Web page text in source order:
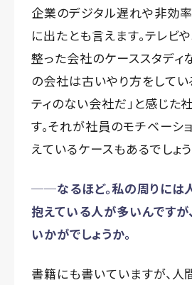
企業のデジタル遅れや非効
に出たとも言えます。テレビ
整った会社のケーススタディ
の会社は古いやり方をしてい
ティのない会社だ」と感じた
す。それが社員のモチベーシ
えているケースもあるでしょう
──なるほど。私の周りには
抱えている人が多いんですが
いかがでしょうか。
書籍にも書いていますが、